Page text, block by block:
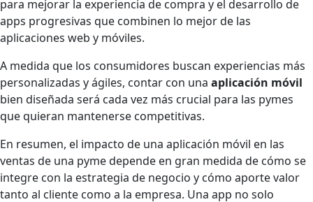
para mejorar la experiencia de compra y el desarrollo de
apps progresivas que combinen lo mejor de las
aplicaciones web y móviles.
A medida que los consumidores buscan experiencias más
personalizadas y ágiles, contar con una aplicación móvil
bien diseñada será cada vez más crucial para las pymes
que quieran mantenerse competitivas.
En resumen, el impacto de una aplicación móvil en las
ventas de una pyme depende en gran medida de cómo se
integre con la estrategia de negocio y cómo aporte valor
tanto al cliente como a la empresa. Una app no solo